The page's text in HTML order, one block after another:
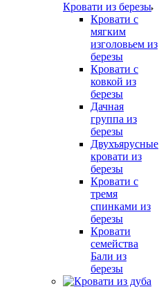
Кровати из березы
Кровати с
мягким
изголовьем из
березы
Кровати с
ковкой из
березы
Дачная
группа из
березы
Двухъярусные
кровати из
березы
Кровати с
тремя
спинками из
березы
Кровати
семейства
Бали из
березы